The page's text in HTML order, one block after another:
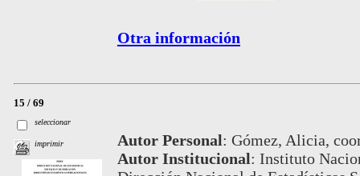
Otra información
15 / 69
seleccionar
imprimir Autor Personal: Gómez, Alicia,
Autor Institucional: Instituto